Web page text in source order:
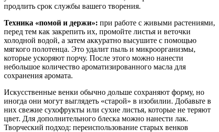
продлить срок службы вашего творения.
Техника «помой и держи»: при работе с живыми растениями,
перед тем как закрепить их, промойте листья и веточки
холодной водой, а затем аккуратно высушите с помощью
мягкого полотенца. Это удалит пыль и микроорганизмы,
которые ускоряют порчу. После этого можно нанести
небольшое количество ароматизированного масла для
сохранения аромата.
Искусственные венки обычно дольше сохраняют форму, но
иногда они могут выглядеть «старой» в изобилии. Добавьте в
них свежие сухофрукты или сухие листья, которые не теряют
цвет. Для дополнительного блеска можно нанести лак.
Творческий подход: переиспользование старых венков